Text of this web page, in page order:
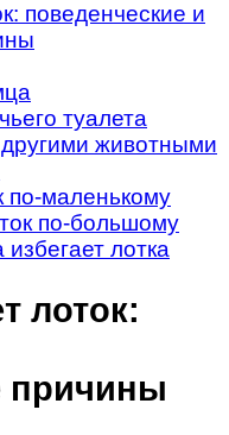
поведенческие и
туалета
животными
по-маленькому
по-большому
лотка
лоток:
причины